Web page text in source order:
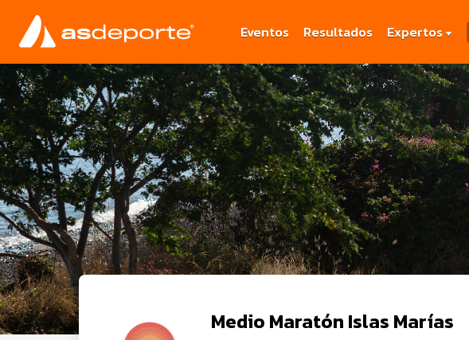
Eventos Resultados Expertos
Medio Maratón Islas Marías